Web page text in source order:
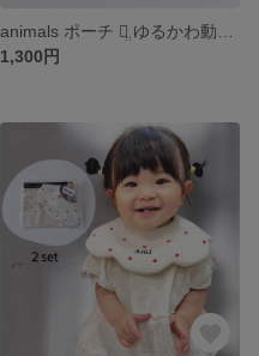
1,300円